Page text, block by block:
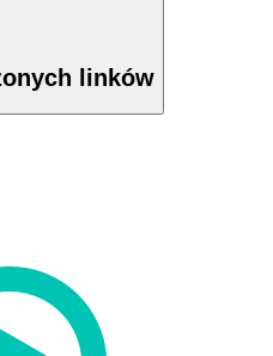
linków